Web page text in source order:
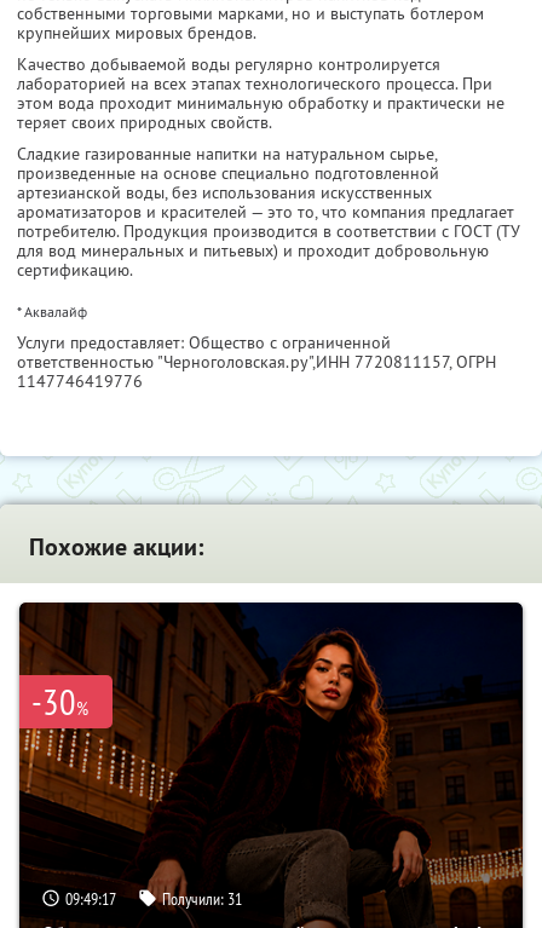
собственными торговыми марками, но и выступать ботлером
крупнейших мировых брендов.
Качество добываемой воды регулярно контролируется
лабораторией на всех этапах технологического процесса. При
этом вода проходит минимальную обработку и практически не
теряет своих природных свойств.
Сладкие газированные напитки на натуральном сырье,
произведенные на основе специально подготовленной
артезианской воды, без использования искусственных
ароматизаторов и красителей — это то, что компания предлагает
потребителю. Продукция производится в соответствии с ГОСТ (ТУ
для вод минеральных и питьевых) и проходит добровольную
сертификацию.
* Аквалайф
Услуги предоставляет: Общество с ограниченной
ответственностью "Черноголовская.ру",ИНН 7720811157, ОГРН
1147746419776
Похожие акции:
-30%
09:49:16 Получили: 31